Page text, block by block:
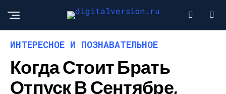
ИНТЕРЕСНОЕ И ПОЗНАВАТЕЛЬНОЕ
Когда Стоит Брать
Отпуск В Сентябре,